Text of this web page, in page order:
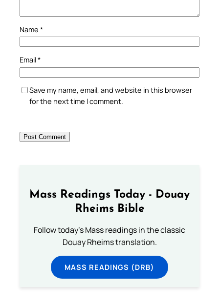
Name *
Email*
Save my name, email, and website in this browser
for the next time I comment.
Mass Readings Today - Douay
Rheims Bible
Follow today's Mass readings in the classic
Douay Rheims translation.
MASS READINGS (DRB)